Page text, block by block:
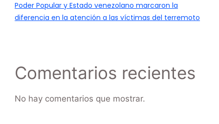
Poder Popular y Estado venezolano marcaron la
diferencia en la atención a las víctimas del terremoto
Comentarios recientes
No hay comentarios que mostrar.